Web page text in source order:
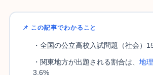
📌 この記事でわかること
・全国の公立高校入試問題（社会）
・関東地方が出題される割合は、 地理
3.6%